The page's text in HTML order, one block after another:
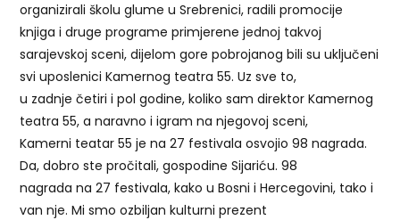
organizirali školu glume u Srebrenici, radili promocije
knjiga i druge programe primjerene jednoj takvoj
sarajevskoj sceni, dijelom gore pobrojanog bili su uključeni
svi uposlenici Kamernog teatra 55. Uz sve to,
u zadnje četiri i pol godine, koliko sam direktor Kamernog
teatra 55, a naravno i igram na njegovoj sceni,
Kamerni teatar 55 je na 27 festivala osvojio 98 nagrada.
Da, dobro ste pročitali, gospodine Sijariću. 98
nagrada na 27 festivala, kako u Bosni i Hercegovini, tako i
van nje. Mi smo ozbiljan kulturni prezent